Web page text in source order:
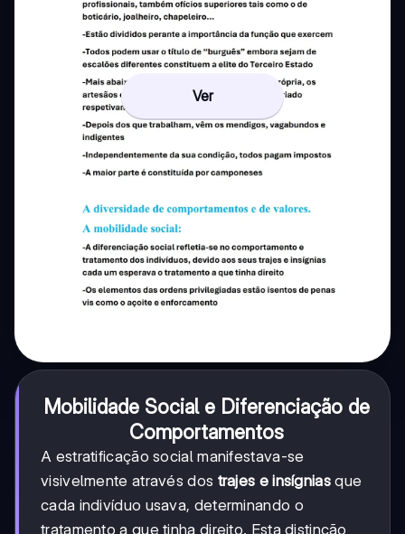
Ver
Mobilidade Social e Diferenciação de
Comportamentos
A estratificação social manifestava-se
visivelmente através dos trajes e insígniasque
cada indivíduo usava, determinando o
tratamento a que tinha direito. Esta distinção